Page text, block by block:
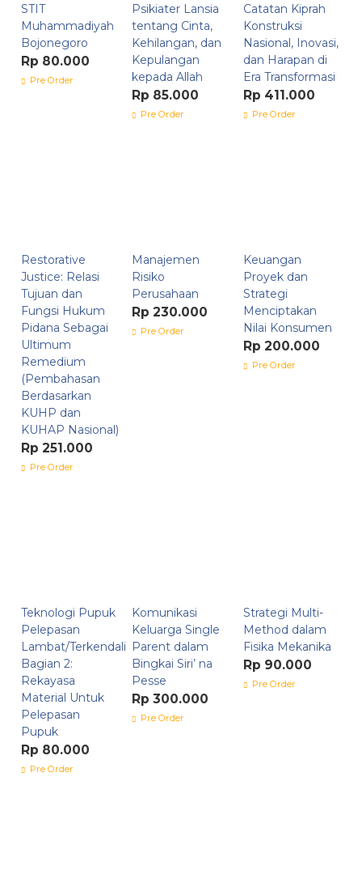
STIT
Muhammadiyah
Bojonegoro
Rp 80.000
Pre Order
Psikiater Lansia
tentang Cinta,
Kehilangan, dan
Kepulangan
kepada Allah
Rp 85.000
Pre Order
Catatan Kiprah
Konstruksi
Nasional, Inovasi,
dan Harapan di
Era Transformasi
Rp 411.000
Pre Order
Restorative
Justice: Relasi
Tujuan dan
Fungsi Hukum
Pidana Sebagai
Ultimum
Remedium
(Pembahasan
Berdasarkan
KUHP dan
KUHAP Nasional)
Rp 251.000
Pre Order
Manajemen
Risiko
Perusahaan
Rp 230.000
Pre Order
Keuangan
Proyek dan
Strategi
Menciptakan
Nilai Konsumen
Rp 200.000
Pre Order
Teknologi Pupuk
Pelepasan
Lambat/Terkendali
Bagian 2:
Rekayasa
Material Untuk
Pelepasan
Pupuk
Rp 80.000
Pre Order
Komunikasi
Keluarga Single
Parent dalam
Bingkai Siri’ na
Pesse
Rp 300.000
Pre Order
Strategi Multi-
Method dalam
Fisika Mekanika
Rp 90.000
Pre Order